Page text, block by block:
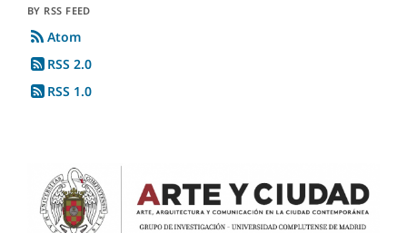
BY RSS FEED
Atom
RSS 2.0
RSS 1.0